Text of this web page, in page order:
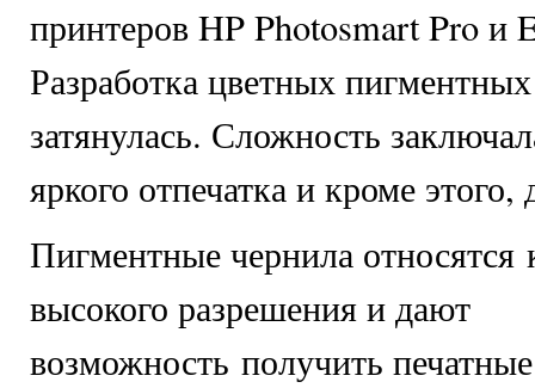
принтеров HP Photosmart Pro и
Разработка цветных
затянулась. Сложность
яркого отпечатка и кроме этого,
Пигментные чернила относятся
высокого разрешения и дают
возможность получить